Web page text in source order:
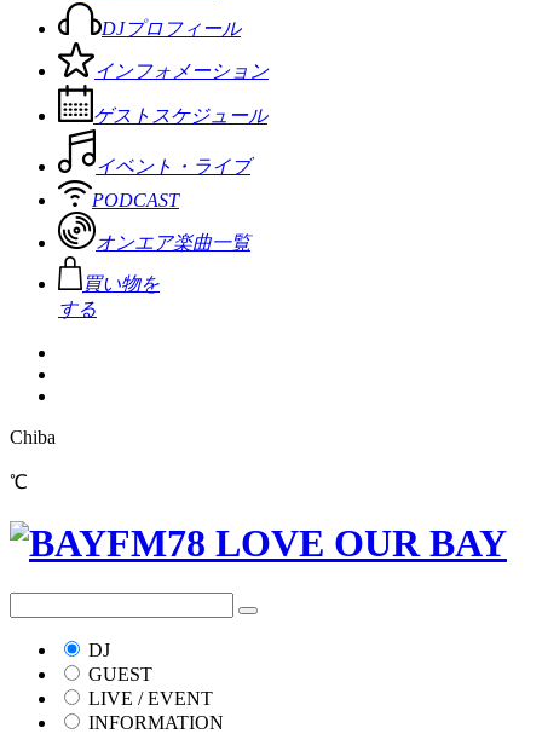
DJプロフィール
インフォメーション
ゲストスケジュール
イベント・ライブ
PODCAST
オンエア楽曲一覧
買い物を
する
Chiba
℃
DJ
GUEST
LIVE / EVENT
INFORMATION